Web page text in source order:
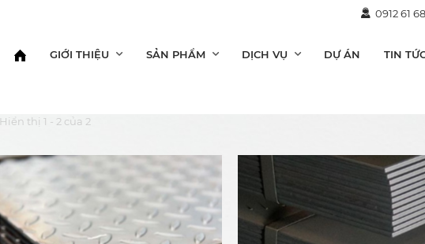
0912 61
GIỚI THIỆU SẢN PHẨM DỊCH VỤ DỰ ÁN TIN
Hiển thị 1 - 2 của 2